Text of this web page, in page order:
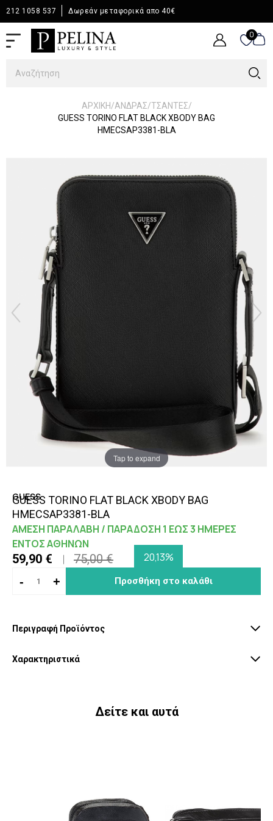
212 1058 537 Δωρεάν μεταφορικά απο 40€
0
0
ΑΡΧΙΚΉ/ΆΝΔΡΑΣ/ΤΣΑΝΤΕΣ/
GUESS TORINO FLAT BLACK XBODY BAG
HMECSAP3381-BLA
Tap to expand
GUESS
GUESS TORINO FLAT BLACK XBODY BAG
HMECSAP3381-BLA
ΑΜΕΣΗ ΠΑΡΑΛΑΒΗ / ΠΑΡΑΔΟΣΗ 1 ΕΩΣ 3 ΗΜΕΡΕΣ
ΕΝΤΟΣ ΑΘΗΝΩΝ
59,90 € 75,00 €
20,13%
-
+ Προσθήκη στο καλάθι
Περιγραφή Προϊόντος
Χαρακτηριστικά
Δείτε και αυτά